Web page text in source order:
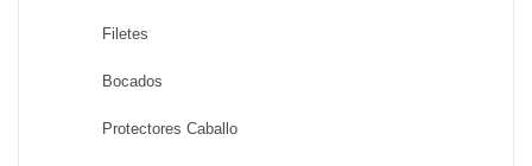
Filetes
Bocados
Protectores Caballo